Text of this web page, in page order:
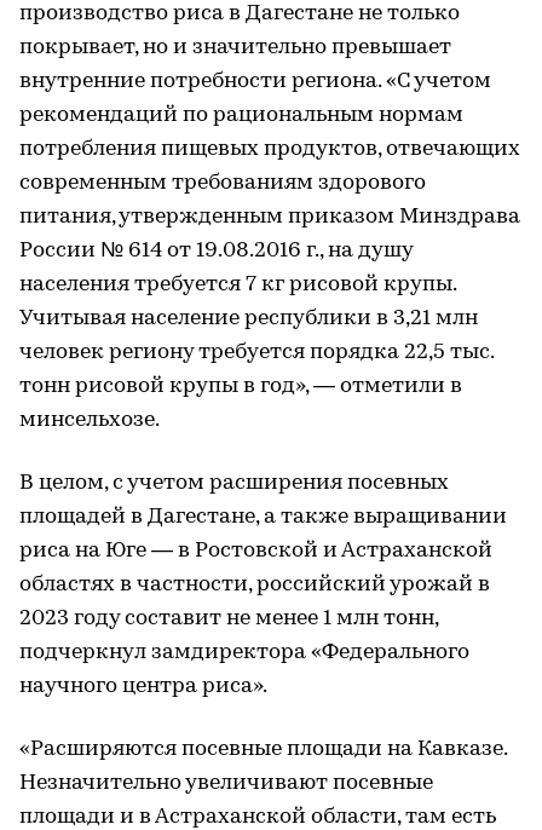
производство риса в Дагестане не только
покрывает, но и значительно превышает
внутренние потребности региона. «С учетом
рекомендаций по рациональным нормам
потребления пищевых продуктов, отвечающих
современным требованиям здорового
питания, утвержденным приказом Минздрава
России № 614 от 19.08.2016 г., на душу
населения требуется 7 кг рисовой крупы.
Учитывая население республики в 3,21 млн
человек региону требуется порядка 22,5 тыс.
тонн рисовой крупы в год», — отметили в
минсельхозе.
В целом, с учетом расширения посевных
площадей в Дагестане, а также выращивании
риса на Юге — в Ростовской и Астраханской
областях в частности, российский урожай в
2023 году составит не менее 1 млн тонн,
подчеркнул замдиректора «Федерального
научного центра риса».
«Расширяются посевные площади на Кавказе.
Незначительно увеличивают посевные
площади и в Астраханской области, там есть